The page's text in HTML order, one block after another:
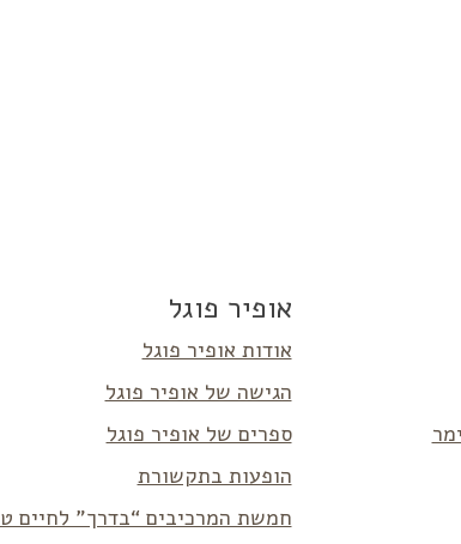
אופיר פוגל
אודות אופיר פוגל
הגישה של אופיר פוגל
ספרים של אופיר פוגל
הופעות בתקשורת
חמשת המרכיבים “בדרך” לחיים